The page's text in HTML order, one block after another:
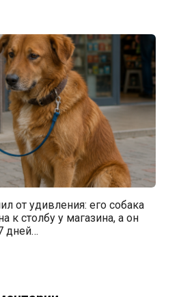
от удивления: его собака
к столбу у магазина, а он
дней…